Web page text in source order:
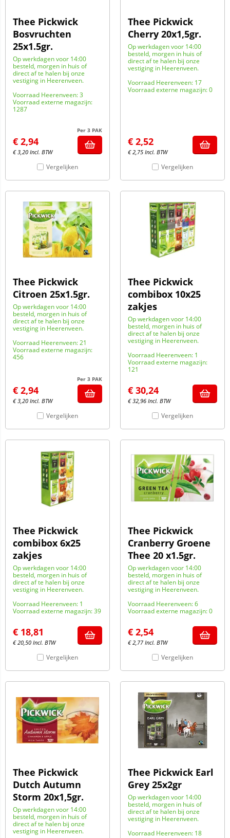
Thee Pickwick
Bosvruchten
25x1.5gr.
Op werkdagen voor 14:00
besteld, morgen in huis of
direct af te halen bij onze
vestiging in Heerenveen.
Voorraad Heerenveen: 3
Voorraad externe magazijn:
1287
Per 3 PAK
€ 2,94
€3,20 Incl. BTW
Vergelijken
Thee Pickwick
Cherry 20x1,5gr.
Op werkdagen voor 14:00
besteld, morgen in huis of
direct af te halen bij onze
vestiging in Heerenveen.
Voorraad Heerenveen: 17
Voorraad externe magazijn: 0
€ 2,52
€2,75 Incl. BTW
Vergelijken
Thee Pickwick
Citroen 25x1.5gr.
Op werkdagen voor 14:00
besteld, morgen in huis of
direct af te halen bij onze
vestiging in Heerenveen.
Voorraad Heerenveen: 21
Voorraad externe magazijn:
456
Per 3 PAK
€ 2,94
€3,20 Incl. BTW
Vergelijken
Thee Pickwick
combibox 10x25
zakjes
Op werkdagen voor 14:00
besteld, morgen in huis of
direct af te halen bij onze
vestiging in Heerenveen.
Voorraad Heerenveen: 1
Voorraad externe magazijn:
121
€ 30,24
€32,96 Incl. BTW
Vergelijken
Thee Pickwick
combibox 6x25
zakjes
Op werkdagen voor 14:00
besteld, morgen in huis of
direct af te halen bij onze
vestiging in Heerenveen.
Voorraad Heerenveen: 1
Voorraad externe magazijn: 39
€ 18,81
€20,50 Incl. BTW
Vergelijken
Thee Pickwick
Cranberry Groene
Thee 20 x1.5gr.
Op werkdagen voor 14:00
besteld, morgen in huis of
direct af te halen bij onze
vestiging in Heerenveen.
Voorraad Heerenveen: 6
Voorraad externe magazijn: 0
€ 2,54
€2,77 Incl. BTW
Vergelijken
Thee Pickwick
Dutch Autumn
Storm 20x1,5gr.
Op werkdagen voor 14:00
besteld, morgen in huis of
direct af te halen bij onze
vestiging in Heerenveen.
Thee Pickwick Earl
Grey 25x2gr
Op werkdagen voor 14:00
besteld, morgen in huis of
direct af te halen bij onze
vestiging in Heerenveen.
Voorraad Heerenveen: 18